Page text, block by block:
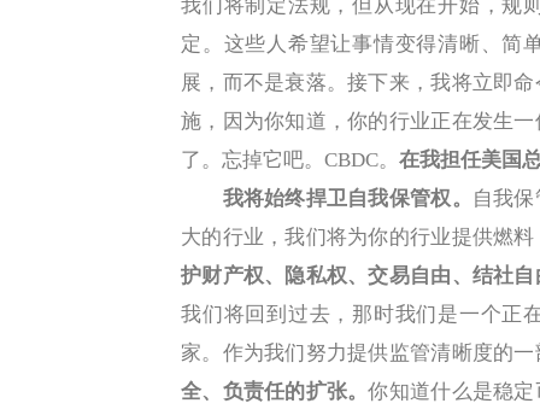
我们将制定法规，但从现在开始，规
定。这些人希望让事情变得清晰、简
展，而不是衰落。接下来，我将立即
施，因为你知道，你的行业正在发生
了。忘掉它吧。CBDC。 在我担任美国
我将始终捍卫自我保管权。
自我
大的行业，我们将为你的行业提供燃
护财产权、隐私权、交易自由、结社
我们将回到过去，那时我们是一个正
家。作为我们努力提供监管清晰度的一
全、负责任的扩张。你知道什么是稳